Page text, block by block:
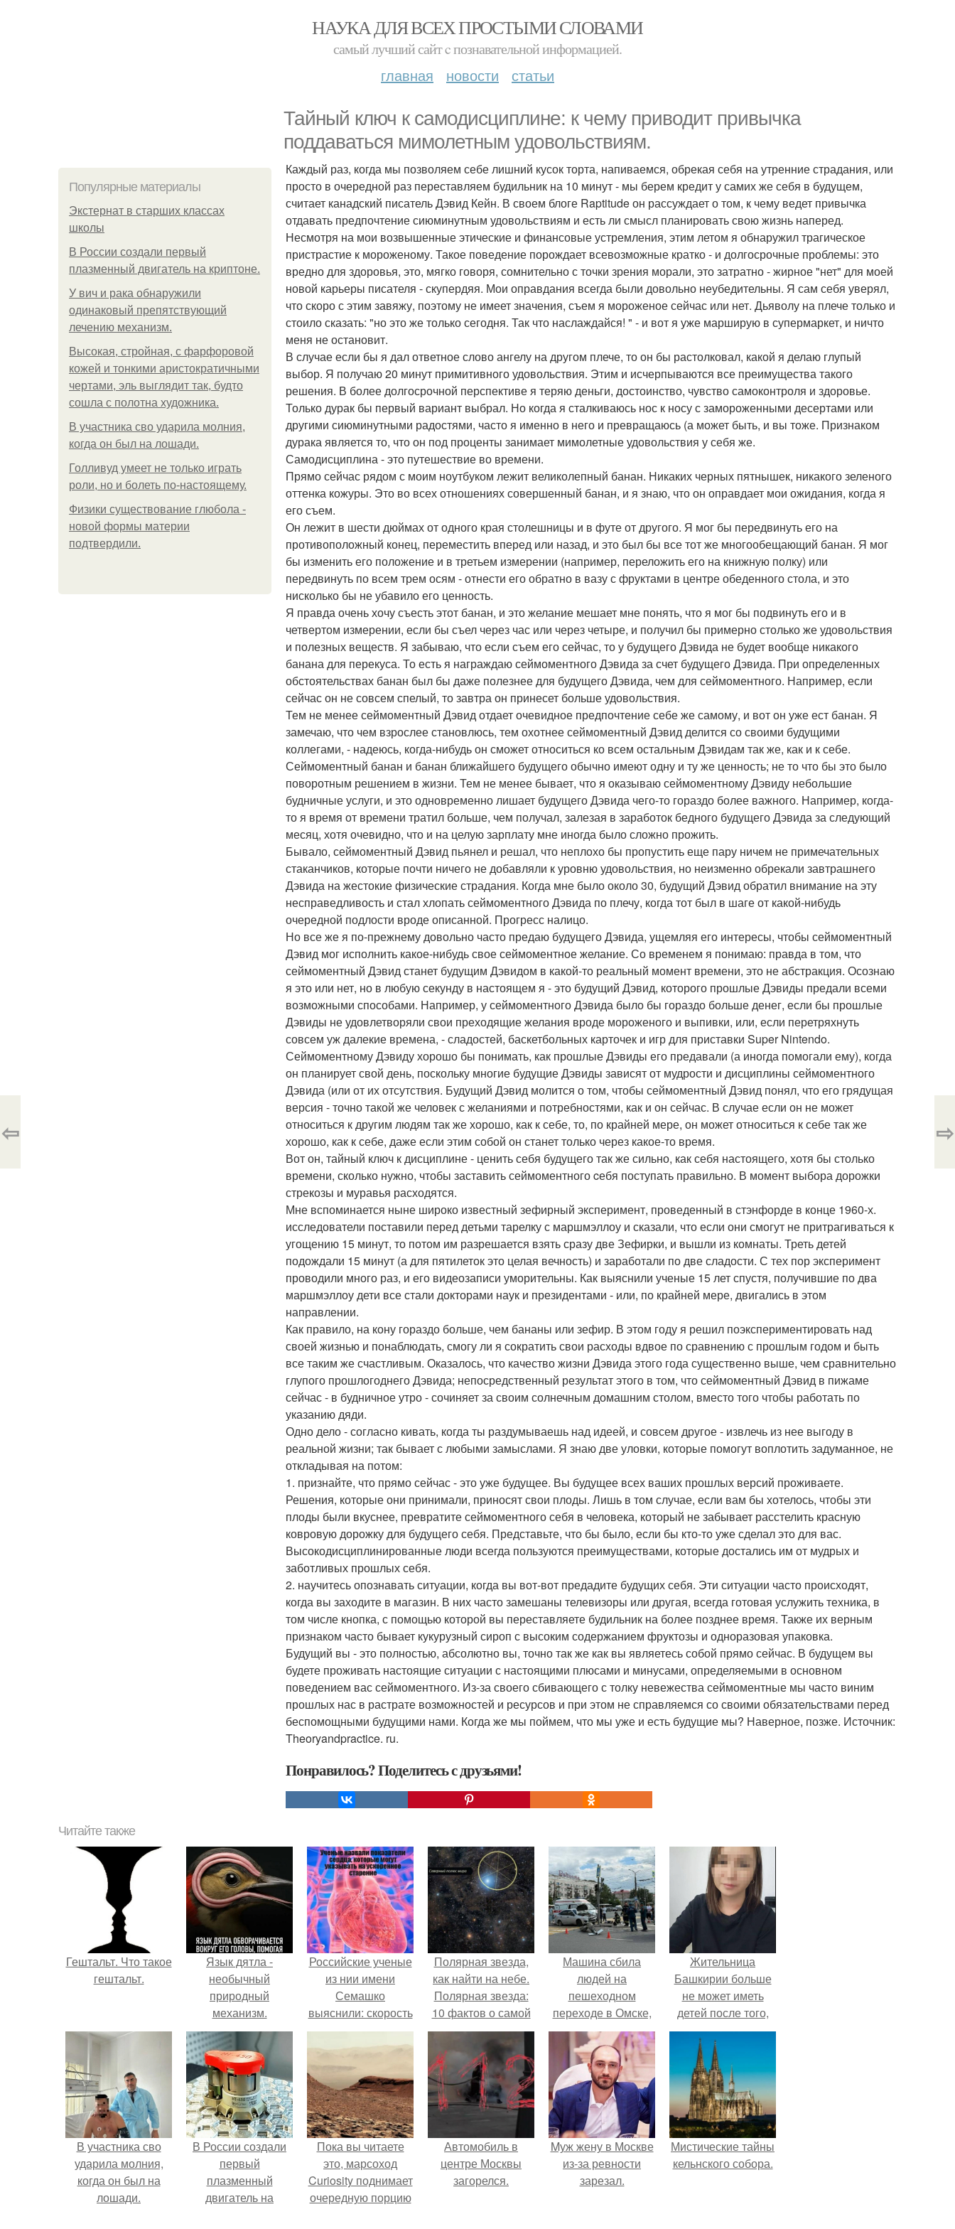
НАУКА ДЛЯ ВСЕХ ПРОСТЫМИ СЛОВАМИ
самый лучший сайт c познавательной информацией.
главная новости статьи
Тайный ключ к самодисциплине: к чему приводит привычка
поддаваться мимолетным удовольствиям.
Популярные материалы
Экстернат в старших классах
школы
В России создали первый
плазменный двигатель на криптоне.
У вич и рака обнаружили
одинаковый препятствующий
лечению механизм.
Высокая, стройная, с фарфоровой
кожей и тонкими аристократичными
чертами, эль выглядит так, будто
сошла с полотна художника.
В участника сво ударила молния,
когда он был на лошади.
Голливуд умеет не только играть
роли, но и болеть по-настоящему.
Физики существование глюбола -
новой формы материи
подтвердили.
Каждый раз, когда мы позволяем себе лишний кусок торта, напиваемся, обрекая себя на утренние страдания, или
просто в очередной раз переставляем будильник на 10 минут - мы берем кредит у самих же себя в будущем,
считает канадский писатель Дэвид Кейн. В своем блоге Raptitude он рассуждает о том, к чему ведет привычка
отдавать предпочтение сиюминутным удовольствиям и есть ли смысл планировать свою жизнь наперед.
Несмотря на мои возвышенные этические и финансовые устремления, этим летом я обнаружил трагическое
пристрастие к мороженому. Такое поведение порождает всевозможные кратко - и долгосрочные проблемы: это
вредно для здоровья, это, мягко говоря, сомнительно с точки зрения морали, это затратно - жирное "нет" для моей
новой карьеры писателя - скупердяя. Мои оправдания всегда были довольно неубедительны. Я сам себя уверял,
что скоро с этим завяжу, поэтому не имеет значения, съем я мороженое сейчас или нет. Дьяволу на плече только и
стоило сказать: "но это же только сегодня. Так что наслаждайся! " - и вот я уже марширую в супермаркет, и ничто
меня не остановит.
В случае если бы я дал ответное слово ангелу на другом плече, то он бы растолковал, какой я делаю глупый
выбор. Я получаю 20 минут примитивного удовольствия. Этим и исчерпываются все преимущества такого
решения. В более долгосрочной перспективе я теряю деньги, достоинство, чувство самоконтроля и здоровье.
Только дурак бы первый вариант выбрал. Но когда я сталкиваюсь нос к носу с замороженными десертами или
другими сиюминутными радостями, часто я именно в него и превращаюсь (а может быть, и вы тоже. Признаком
дурака является то, что он под проценты занимает мимолетные удовольствия у себя же.
Самодисциплина - это путешествие во времени.
Прямо сейчас рядом с моим ноутбуком лежит великолепный банан. Никаких черных пятнышек, никакого зеленого
оттенка кожуры. Это во всех отношениях совершенный банан, и я знаю, что он оправдает мои ожидания, когда я
его съем.
Он лежит в шести дюймах от одного края столешницы и в футе от другого. Я мог бы передвинуть его на
противоположный конец, переместить вперед или назад, и это был бы все тот же многообещающий банан. Я мог
бы изменить его положение и в третьем измерении (например, переложить его на книжную полку) или
передвинуть по всем трем осям - отнести его обратно в вазу с фруктами в центре обеденного стола, и это
нисколько бы не убавило его ценность.
Я правда очень хочу съесть этот банан, и это желание мешает мне понять, что я мог бы подвинуть его и в
четвертом измерении, если бы съел через час или через четыре, и получил бы примерно столько же удовольствия
и полезных веществ. Я забываю, что если съем его сейчас, то у будущего Дэвида не будет вообще никакого
банана для перекуса. То есть я награждаю сеймоментного Дэвида за счет будущего Дэвида. При определенных
обстоятельствах банан был бы даже полезнее для будущего Дэвида, чем для сеймоментного. Например, если
сейчас он не совсем спелый, то завтра он принесет больше удовольствия.
Тем не менее сеймоментный Дэвид отдает очевидное предпочтение себе же самому, и вот он уже ест банан. Я
замечаю, что чем взрослее становлюсь, тем охотнее сеймоментный Дэвид делится со своими будущими
коллегами, - надеюсь, когда-нибудь он сможет относиться ко всем остальным Дэвидам так же, как и к себе.
Сеймоментный банан и банан ближайшего будущего обычно имеют одну и ту же ценность; не то что бы это было
поворотным решением в жизни. Тем не менее бывает, что я оказываю сеймоментному Дэвиду небольшие
будничные услуги, и это одновременно лишает будущего Дэвида чего-то гораздо более важного. Например, когда-
то я время от времени тратил больше, чем получал, залезая в заработок бедного будущего Дэвида за следующий
месяц, хотя очевидно, что и на целую зарплату мне иногда было сложно прожить.
Бывало, сеймоментный Дэвид пьянел и решал, что неплохо бы пропустить еще пару ничем не примечательных
стаканчиков, которые почти ничего не добавляли к уровню удовольствия, но неизменно обрекали завтрашнего
Дэвида на жестокие физические страдания. Когда мне было около 30, будущий Дэвид обратил внимание на эту
несправедливость и стал хлопать сеймоментного Дэвида по плечу, когда тот был в шаге от какой-нибудь
очередной подлости вроде описанной. Прогресс налицо.
Но все же я по-прежнему довольно часто предаю будущего Дэвида, ущемляя его интересы, чтобы сеймоментный
Дэвид мог исполнить какое-нибудь свое сеймоментное желание. Со временем я понимаю: правда в том, что
сеймоментный Дэвид станет будущим Дэвидом в какой-то реальный момент времени, это не абстракция. Осознаю
я это или нет, но в любую секунду в настоящем я - это будущий Дэвид, которого прошлые Дэвиды предали всеми
возможными способами. Например, у сеймоментного Дэвида было бы гораздо больше денег, если бы прошлые
Дэвиды не удовлетворяли свои преходящие желания вроде мороженого и выпивки, или, если перетряхнуть
совсем уж далекие времена, - сладостей, баскетбольных карточек и игр для приставки Super Nintendo.
Сеймоментному Дэвиду хорошо бы понимать, как прошлые Дэвиды его предавали (а иногда помогали ему), когда
он планирует свой день, поскольку многие будущие Дэвиды зависят от мудрости и дисциплины сеймоментного
Дэвида (или от их отсутствия. Будущий Дэвид молится о том, чтобы сеймоментный Дэвид понял, что его грядущая
версия - точно такой же человек с желаниями и потребностями, как и он сейчас. В случае если он не может
относиться к другим людям так же хорошо, как к себе, то, по крайней мере, он может относиться к себе так же
хорошо, как к себе, даже если этим собой он станет только через какое-то время.
Вот он, тайный ключ к дисциплине - ценить себя будущего так же сильно, как себя настоящего, хотя бы столько
времени, сколько нужно, чтобы заставить сеймоментного cебя поступать правильно. В момент выбора дорожки
стрекозы и муравья расходятся.
Мне вспоминается ныне широко известный зефирный эксперимент, проведенный в стэнфорде в конце 1960-х.
исследователи поставили перед детьми тарелку с маршмэллоу и сказали, что если они смогут не притрагиваться к
угощению 15 минут, то потом им разрешается взять сразу две Зефирки, и вышли из комнаты. Треть детей
подождали 15 минут (а для пятилеток это целая вечность) и заработали по две сладости. С тех пор эксперимент
проводили много раз, и его видеозаписи уморительны. Как выяснили ученые 15 лет спустя, получившие по два
маршмэллоу дети все стали докторами наук и президентами - или, по крайней мере, двигались в этом
направлении.
Как правило, на кону гораздо больше, чем бананы или зефир. В этом году я решил поэкспериментировать над
своей жизнью и понаблюдать, смогу ли я сократить свои расходы вдвое по сравнению с прошлым годом и быть
все таким же счастливым. Оказалось, что качество жизни Дэвида этого года существенно выше, чем сравнительно
глупого прошлогоднего Дэвида; непосредственный результат этого в том, что сеймоментный Дэвид в пижаме
сейчас - в будничное утро - сочиняет за своим солнечным домашним столом, вместо того чтобы работать по
указанию дяди.
Одно дело - согласно кивать, когда ты раздумываешь над идеей, и совсем другое - извлечь из нее выгоду в
реальной жизни; так бывает с любыми замыслами. Я знаю две уловки, которые помогут воплотить задуманное, не
откладывая на потом:
1. признайте, что прямо сейчас - это уже будущее. Вы будущее всех ваших прошлых версий проживаете.
Решения, которые они принимали, приносят свои плоды. Лишь в том случае, если вам бы хотелось, чтобы эти
плоды были вкуснее, превратите сеймоментного себя в человека, который не забывает расстелить красную
ковровую дорожку для будущего себя. Представьте, что бы было, если бы кто-то уже сделал это для вас.
Высокодисциплинированные люди всегда пользуются преимуществами, которые достались им от мудрых и
заботливых прошлых себя.
2. научитесь опознавать ситуации, когда вы вот-вот предадите будущих себя. Эти ситуации часто происходят,
когда вы заходите в магазин. В них часто замешаны телевизоры или другая, всегда готовая услужить техника, в
том числе кнопка, с помощью которой вы переставляете будильник на более позднее время. Также их верным
признаком часто бывает кукурузный сироп с высоким содержанием фруктозы и одноразовая упаковка.
Будущий вы - это полностью, абсолютно вы, точно так же как вы являетесь собой прямо сейчас. В будущем вы
будете проживать настоящие ситуации с настоящими плюсами и минусами, определяемыми в основном
поведением вас сеймоментного. Из-за своего сбивающего с толку невежества сеймоментные мы часто виним
прошлых нас в растрате возможностей и ресурсов и при этом не справляемся со своими обязательствами перед
беспомощными будущими нами. Когда же мы поймем, что мы уже и есть будущие мы? Наверное, позже. Источник:
Theoryandpractice. ru.
Понравилось? Поделитесь с друзьями!
⇦ ⇨
Читайте также
Гештальт. Что такое
гештальт.
Язык дятла -
необычный
природный
механизм.
Российские ученые
из нии имени
Семашко
выяснили: скорость
старения напрямую
зависит от
состояния сосудов
и работы сердца.
Полярная звезда,
как найти на небе.
Полярная звезда:
10 фактов о самой
известной звезде
ночного неба.
Машина сбила
людей на
пешеходном
переходе в Омске,
пострадали 8
человек.
Жительница
Башкирии больше
не может иметь
детей после того,
как медики сделали
ей аборт на шестом
месяце
беременности и
оставили в матке
плаценту.
В участника сво
ударила молния,
когда он был на
лошади.
В России создали
первый
плазменный
двигатель на
Пока вы читаете
это, марсоход
Curiosity поднимает
очередную порцию
Автомобиль в
центре Москвы
загорелся.
Mуж жену в Москве
из-за ревности
зарезал.
Мистические тайны
кельнского собора.